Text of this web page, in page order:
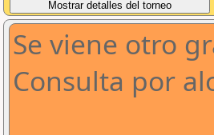
Se viene otro
Consulta por